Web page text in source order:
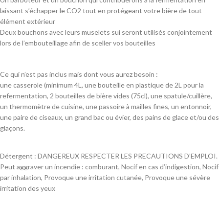
laissant s’échapper le CO2 tout en protégeant votre bière de tout
élément extérieur
Deux bouchons avec leurs muselets sui seront utilisés conjointement
lors de l’embouteillage afin de sceller vos bouteilles
Ce qui n’est pas inclus mais dont vous aurez besoin :
une casserole (minimum 4L, une bouteille en plastique de 2L pour la
refermentation, 2 bouteilles de bière vides (75cl), une spatule/cuillère,
un thermomètre de cuisine, une passoire à mailles fines, un entonnoir,
une paire de ciseaux, un grand bac ou évier, des pains de glace et/ou des
glaçons.
Détergent : DANGEREUX RESPECTER LES PRECAUTIONS D’EMPLOI.
Peut aggraver un incendie : comburant, Nocif en cas d’indigestion, Nocif
par inhalation, Provoque une irritation cutanée, Provoque une sévère
irritation des yeux